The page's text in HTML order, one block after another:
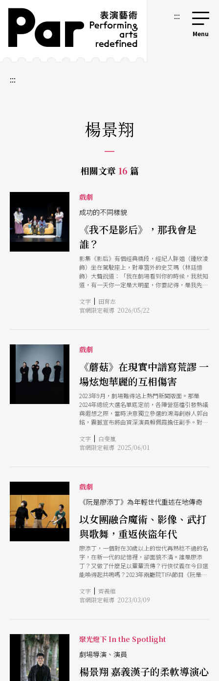
跳到主要內容區塊
網站導覽 :::
:::
楊景翔
相關文章 16 篇
戲劇
成功的不同樣貌
《我不是影后》，那我會是
誰？
影集《影后》有個經典橋段，經紀人胖姐（鍾欣凌
飾）坐在駕駛座上，對車窗外的史艾瑪（林廷憶
飾）大聲說道：「我在劇場看到你的時候，我就知
道，有一天你一定是大明星，你要記得，是我先看
但看著曾經帶過的新人，如今在演藝圈已經有一席
之地，胖姐這幾句話是發自內心的吶喊與祝福。
好奇出發，找來影集編劇之一的黃小貓撰寫劇本，
以影集中史艾瑪的對照「王可南」作為主角，自我
發問、也向觀眾提出疑問：「什麼是成功？人在追
求的到底是什麼？」在《我不是影后》裡，帶著觀
眾看見關於成功的不同思考與各種樣貌。
文字 | 田育志
官網限定報導 2026/05/22
戲劇
《蘑菇》在現實中譜寫荒謬 一
場炫炮華麗的互相傷害
2023年9月，劇場難得站上熱門新聞版面。那是
2024年總統大選名單底定前，各陣營搭檔引發熱議
與遐想之際，當時決意獨立參選的鴻海創辦人郭台
銘，震撼宣布將由資深演員賴佩霞擔任副手。對社
《人選之人》飾演「總統候選人」角色，宛如虛構
情節溢出真實世界的錯亂。但對劇場圈來說，更震
向前，劇場回歸一如往常的邊緣版面。至於這齣為
「Birdy」馮勃棣拿下2020年臺灣文學獎「劇本創
作獎」的劇本《蘑菇》，則從前次製作方動見体劇
馮勃棣跨度超過10年的「二度合作」。
文字 | 白斐嵐
官網限定報導 2025/06/01
戲劇
《阮是廖添丁》為年輕世代重述在地傳奇
以女團融合魔術、影像、武打
與歌舞，重返俠盜年代
廖添丁，一個對在30歲以上的世代再熟稔不過的名
字，在新一代的記憶裡，卻面貌不清。誰是廖添
丁？又做了什麼足以輩輩流傳？行俠仗義在今日還
能喚得起共鳴嗎？2023年兩廳院TIFA節目《阮是廖
如芳，一併黃金製作陣容，結合唸歌、魔術、武
打、布袋戲與影像，透過國台日語交錯的話音，重
丁，來自自身成長經驗，「我家庭裡的女性：阿
嬤、媽媽一直給我這樣的印象，所以要講廖添丁，
就想要講『自己決定做什麼』這件事。」 《阮是
位年輕女子自組團體，以廖添丁為名，魯莽直率地
文字 | 齊義維
官網限定報導 2023/03/09
聚光燈下 In the Spotlight
劇場導演、演員
楊景翔 嘉義漢子的柔軟導演心